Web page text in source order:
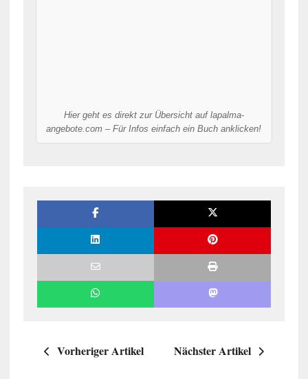
Hier geht es direkt zur Übersicht auf lapalma-
angebote.com – Für Infos einfach ein Buch anklicken!
Vorheriger Artikel Nächster Artikel